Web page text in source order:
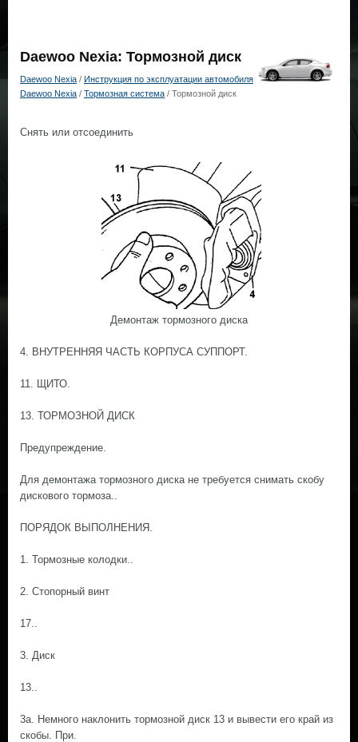
Daewoo Nexia: Тормозной диск
Daewoo Nexia / Инструкция по эксплуатации автомобиля
Daewoo Nexia / Тормозная система / Тормозной диск
Снять или отсоединить
Демонтаж тормозного диска
4. ВНУТРЕННЯЯ ЧАСТЬ КОРПУСА СУППОРТ.
11. ЩИТО.
13. ТОРМОЗНОЙ ДИСК
Предупреждение.
Для демонтажа тормозного диска не требуется снимать скобу
дискового тормоза..
ПОРЯДОК ВЫПОЛНЕНИЯ.
1. Тормозные колодки..
2. Стопорный винт
17..
3. Диск
13..
3а. Немного наклонить тормозной диск 13 и вывести его край из
скобы. При.